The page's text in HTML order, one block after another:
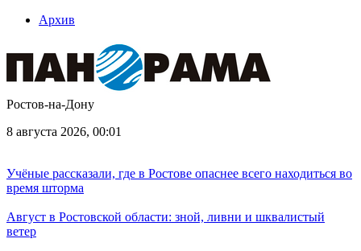
Архив
Ростов-на-Дону
8 августа 2026, 00:01
Учёные рассказали, где в Ростове опаснее всего находиться во
время шторма
Август в Ростовской области: зной, ливни и шквалистый
ветер